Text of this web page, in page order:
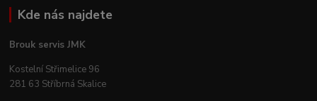
Kde nás najdete
Brouk servis JMK
Kostelní Střimelice 96
281 63 Stříbrná Skalice